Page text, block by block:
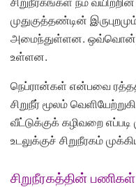
முதுகுத்தண்டின்
அமைந்துள்ளன.
உள்ளன.
நெப்ரான்கள் என்பவை
சிறுநீர் மூலம்
வீட்டுக்குக் கழிவறை
உடலுக்குச் சிறுநீரகம்
சிறுநீரகத்தின் பணிகள்